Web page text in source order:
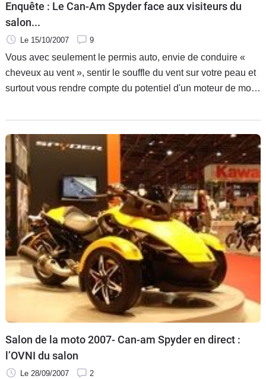
Auto
Enquête : Le Can-Am Spyder face aux visiteurs du
salon...
Le 15/10/2007 9
Vous avec seulement le permis auto, envie de conduire «
cheveux au vent », sentir le souffle du vent sur votre peau et
surtout vous rendre compte du potentiel d'un moteur de moto
vous.
Salon de la moto 2007- Can-am Spyder en direct :
l’OVNI du salon
Le 28/09/2007 2